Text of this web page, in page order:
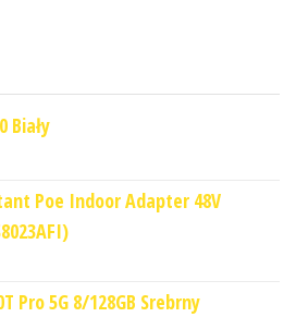
Biały
Poe Indoor Adapter 48V
Pro 5G 8/128GB Srebrny